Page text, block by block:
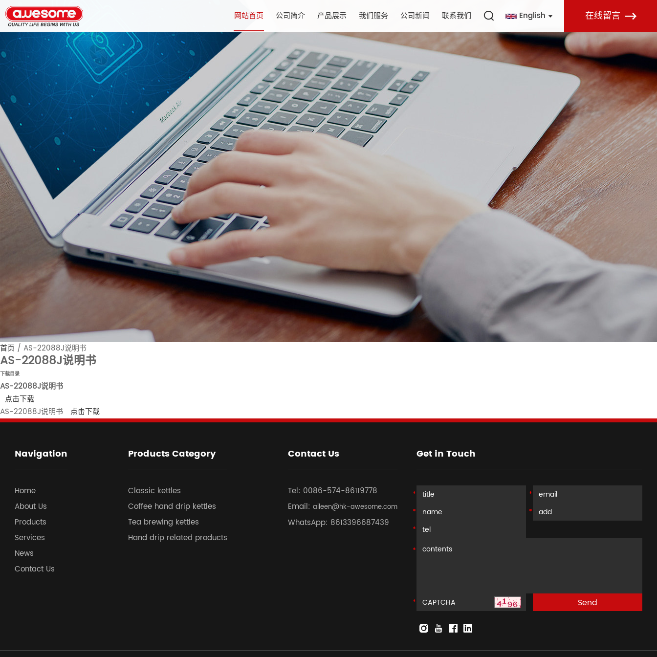
网站首页 公司简介 产品展示 我们服务 公司新闻 联系我们 English 在线留言
首页 / AS-22088J说明书
AS-22088J说明书
下载目录
AS-22088J说明书
点击下载
AS-22088J说明书
点击下载
Navigation
Home
About Us
Products
Services
News
Contact Us
Products Category
Classic kettles
Coffee hand drip kettles
Tea brewing kettles
Hand drip related products
Contact Us
Tel: 0086-574-86119778
Email: aileen@hk-awesome.com
WhatsApp: 8613396687439
Get in Touch